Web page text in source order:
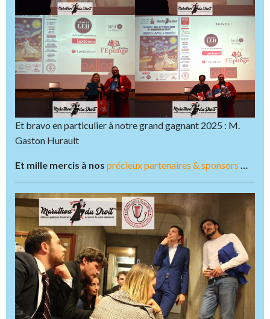
Et bravo en particulier à notre grand gagnant 2025 : M.
Gaston Hurault
Et mille mercis à nos précieux partenaires & sponsors